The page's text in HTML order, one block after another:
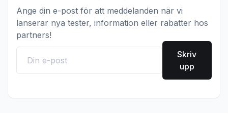
Ange din e-post för att meddelanden när vi
lanserar nya tester, information eller rabatter hos
partners!
Skriv
upp